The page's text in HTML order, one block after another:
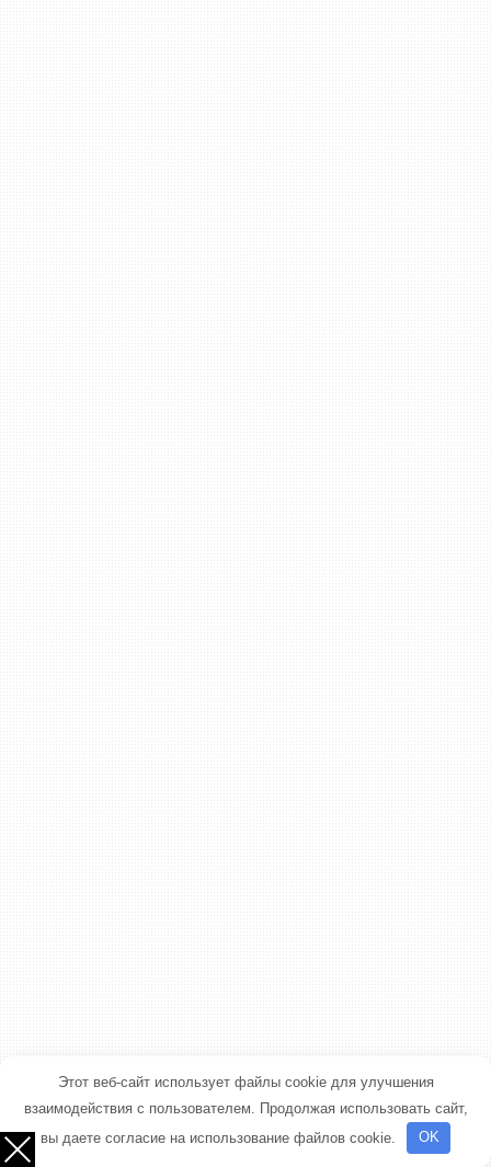
Этот веб-сайт использует файлы cookie для улучшения
взаимодействия с пользователем. Продолжая использовать сайт,
вы даете согласие на использование файлов cookie.
OK